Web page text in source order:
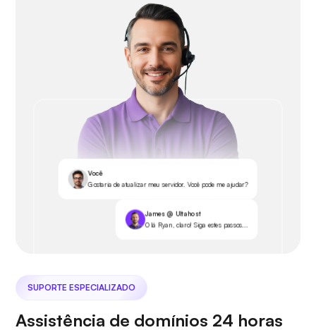
Você
Gostaria de atualizar meu servidor. Você pode me ajudar?
James @ Ultahost
Olá Ryan, claro! Siga estes passos...
SUPORTE ESPECIALIZADO
Assistência de domínios 24 horas